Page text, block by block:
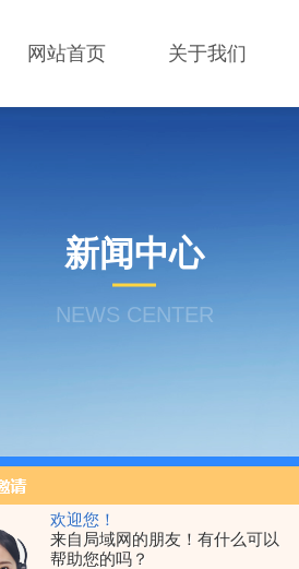
欢迎您！
来自局域网的朋友！有什么可以
帮助您的吗？
网站首页 关于我们
新闻中心
NEWS CENTER
索尔曼便携式烟气分析仪应用范围广